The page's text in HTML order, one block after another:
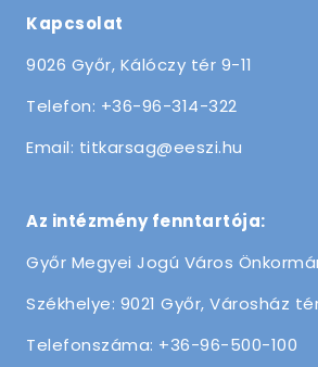
Kapcsolat
9026 Győr, Kálóczy tér 9-11
Telefon: +36-96-314-322
Email: titkarsag@eeszi.hu
Az intézmény fenntartója:
Győr Megyei Jogú Város
Székhelye: 9021 Győr, Városház tér
Telefonszáma: +36-96-500-100